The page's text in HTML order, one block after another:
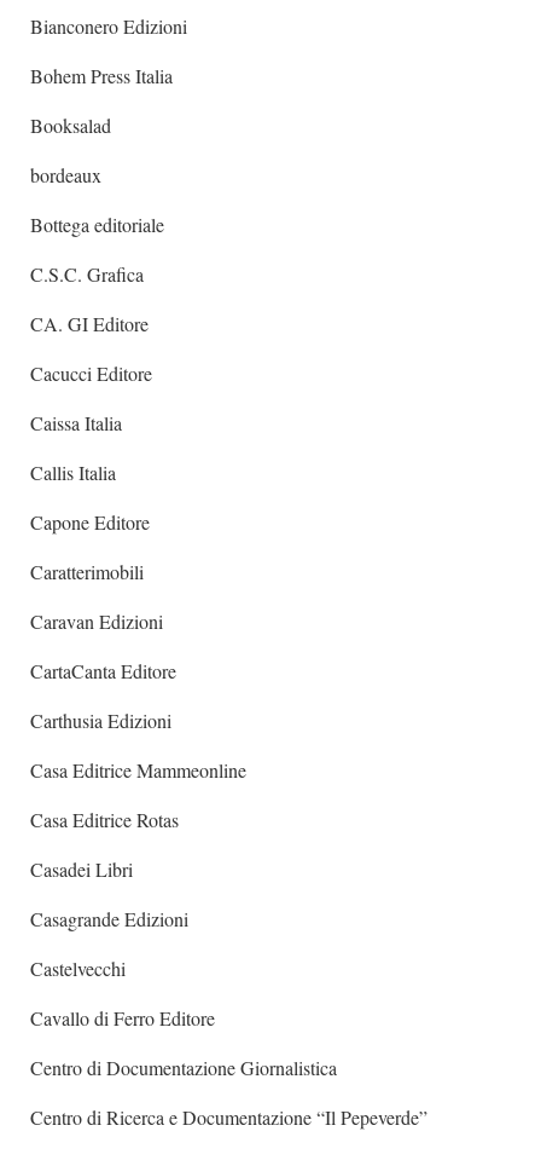
Bianconero Edizioni
Bohem Press Italia
Booksalad
bordeaux
Bottega editoriale
C.S.C. Grafica
CA. GI Editore
Cacucci Editore
Caissa Italia
Callis Italia
Capone Editore
Caratterimobili
Caravan Edizioni
CartaCanta Editore
Carthusia Edizioni
Casa Editrice Mammeonline
Casa Editrice Rotas
Casadei Libri
Casagrande Edizioni
Castelvecchi
Cavallo di Ferro Editore
Centro di Documentazione Giornalistica
Centro di Ricerca e Documentazione “Il Pepeverde”